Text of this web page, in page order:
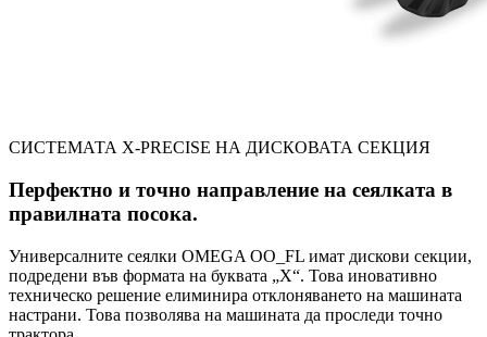
СИСТЕМАТА X-PRECISE НА ДИСКОВАТА СЕКЦИЯ
Перфектно и точно направление на сеялката в
правилната посока.
Универсалните сеялки OMEGA OO_FL имат дискови секции,
подредени във формата на буквата „X“. Това иновативно
техническо решение елиминира отклоняването на машината
настрани. Това позволява на машината да проследи точно